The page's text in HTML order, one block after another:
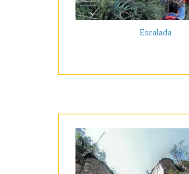
Escalada